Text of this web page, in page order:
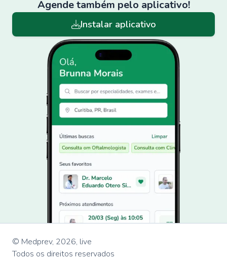
Agende também pelo aplicativo!
Instalar aplicativo
© Medprev, 2026, live
Todos os direitos reservados